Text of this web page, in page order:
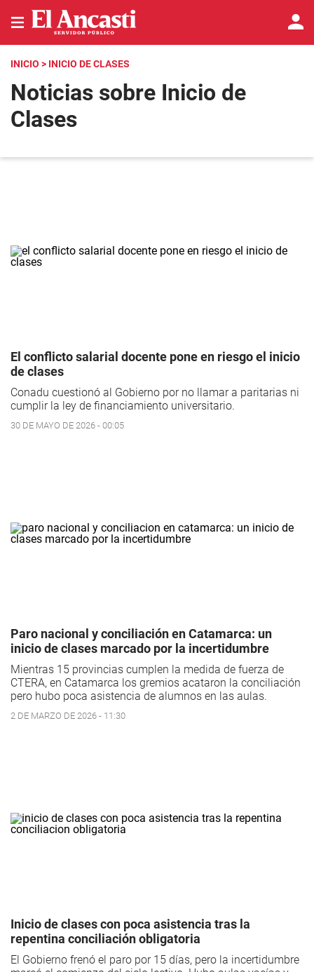
INICIO > INICIO DE CLASES
Noticias sobre Inicio de
Clases
El conflicto salarial docente pone en riesgo el inicio
de clases
Conadu cuestionó al Gobierno por no llamar a paritarias ni
cumplir la ley de financiamiento universitario.
30 DE MAYO DE 2026 - 00:05
Paro nacional y conciliación en Catamarca: un
inicio de clases marcado por la incertidumbre
Mientras 15 provincias cumplen la medida de fuerza de
CTERA, en Catamarca los gremios acataron la conciliación
pero hubo poca asistencia de alumnos en las aulas.
2 DE MARZO DE 2026 - 11:30
Inicio de clases con poca asistencia tras la
repentina conciliación obligatoria
El Gobierno frenó el paro por 15 días, pero la incertidumbre